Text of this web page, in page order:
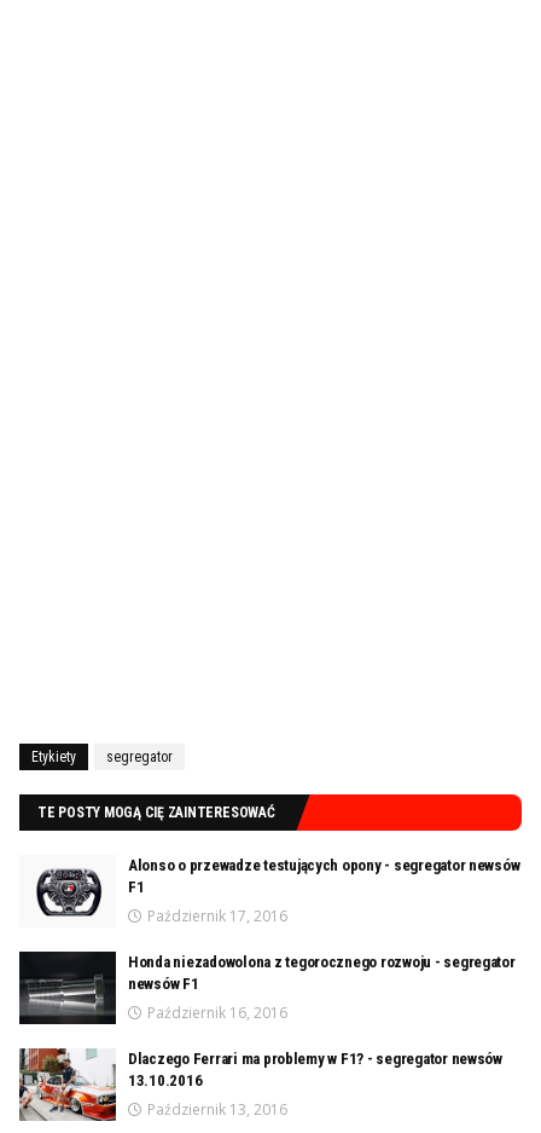
Etykiety segregator
TE POSTY MOGĄ CIĘ ZAINTERESOWAĆ
Alonso o przewadze testujących opony - segregator newsów
F1
Październik 17, 2016
Honda niezadowolona z tegorocznego rozwoju - segregator
newsów F1
Październik 16, 2016
Dlaczego Ferrari ma problemy w F1? - segregator newsów
13.10.2016
Październik 13, 2016